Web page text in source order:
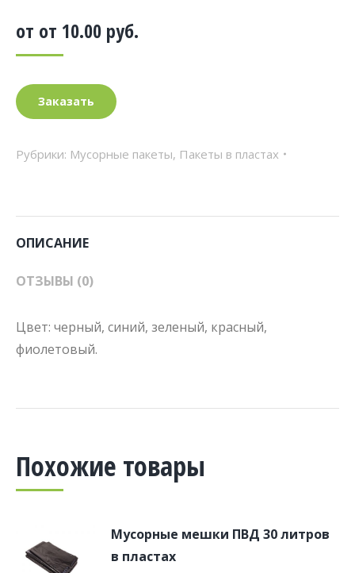
от от 10.00 руб.
Заказать
Рубрики: Мусорные пакеты, Пакеты в пластах
ОПИСАНИЕ
ОТЗЫВЫ (0)
Цвет: черный, синий, зеленый, красный,
фиолетовый.
Похожие товары
Мусорные мешки ПВД 30 литров
в пластах